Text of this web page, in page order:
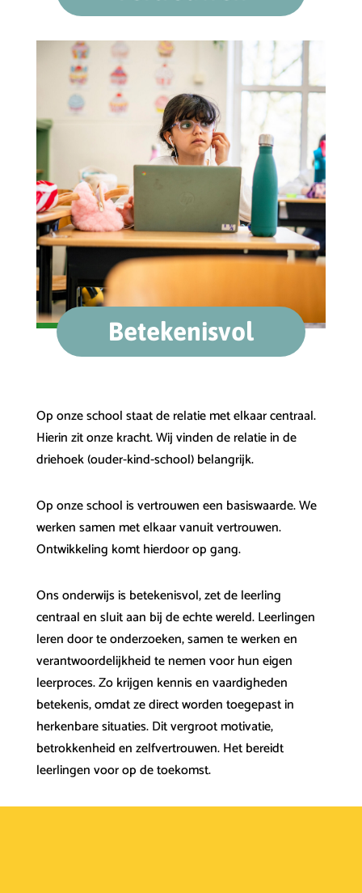
Betekenisvol
Op onze school staat de relatie met elkaar centraal.
Hierin zit onze kracht. Wij vinden de relatie in de
driehoek (ouder-kind-school) belangrijk.
Op onze school is vertrouwen een basiswaarde. We
werken samen met elkaar vanuit vertrouwen.
Ontwikkeling komt hierdoor op gang.
Ons onderwijs is betekenisvol, zet de leerling
centraal en sluit aan bij de echte wereld. Leerlingen
leren door te onderzoeken, samen te werken en
verantwoordelijkheid te nemen voor hun eigen
leerproces. Zo krijgen kennis en vaardigheden
betekenis, omdat ze direct worden toegepast in
herkenbare situaties. Dit vergroot motivatie,
betrokkenheid en zelfvertrouwen. Het bereidt
leerlingen voor op de toekomst.